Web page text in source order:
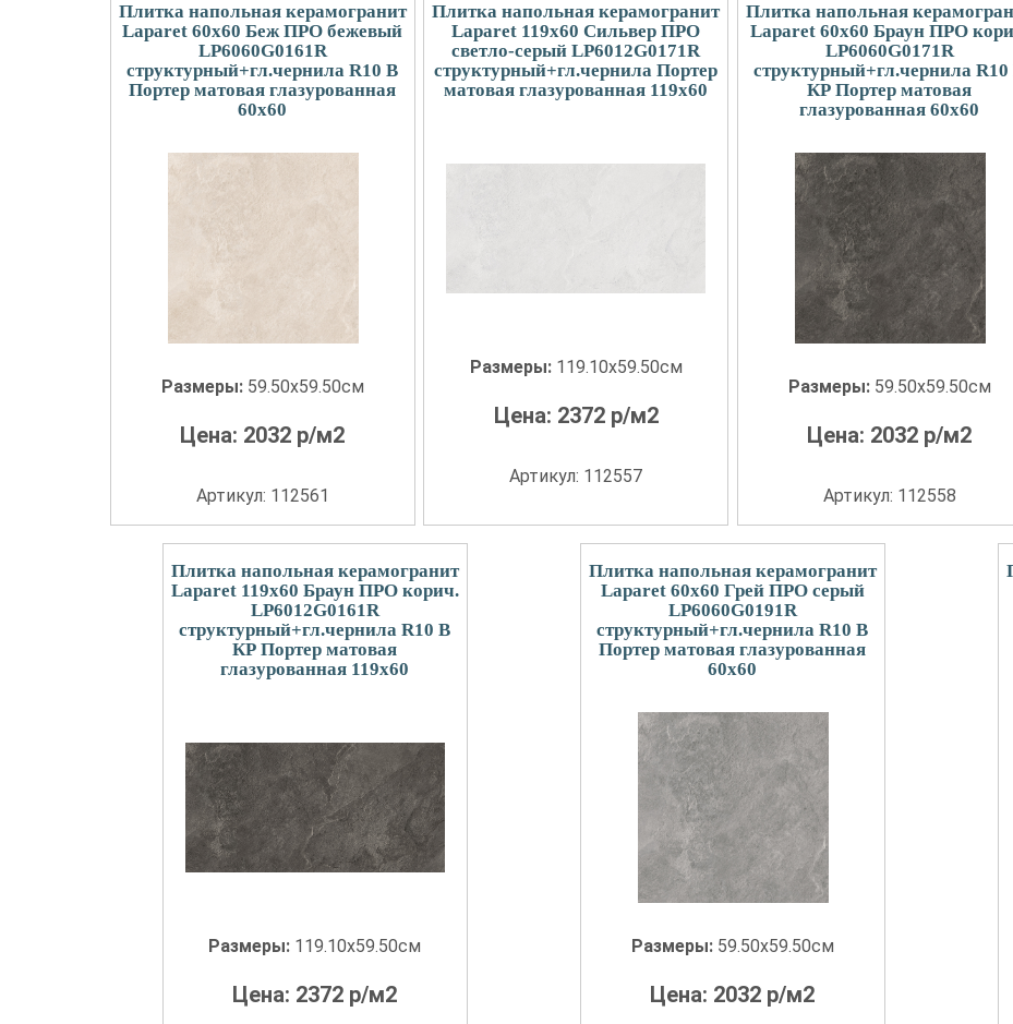
Плитка напольная керамогранит
Laparet 60x60 Беж ПРО бежевый
LP6060G0161R
структурный+гл.чернила R10 B
Портер матовая глазурованная
60x60
Размеры: 59.50x59.50см
Цена: 2032 р/м2
Артикул: 112561
Плитка напольная керамогранит
Laparet 119x60 Сильвер ПРО
светло-серый LP6012G0171R
структурный+гл.чернила Портер
матовая глазурованная 119x60
Размеры: 119.10x59.50см
Цена: 2372р/м2
Артикул: 112557
Плитка напольная
Laparet 60x60 Браун ПРО
LP6060G0171R
структурный+гл.чернила R10
КР Портер матовая
глазурованная 60x60
Размеры: 59.50x59.50см
Цена: 2032 р/м2
Артикул: 112558
Плитка напольная керамогранит
Laparet 119x60 Браун ПРО корич.
LP6012G0161R
структурный+гл.чернила R10 B
КР Портер матовая
глазурованная 119x60
Размеры: 119.10x59.50см
Цена: 2372 р/м2
Плитка напольная керамогранит
Laparet 60x60 Грей ПРО серый
LP6060G0191R
структурный+гл.чернила R10 B
Портер матовая глазурованная
60x60
Размеры: 59.50x59.50см
Цена: 2032 р/м2